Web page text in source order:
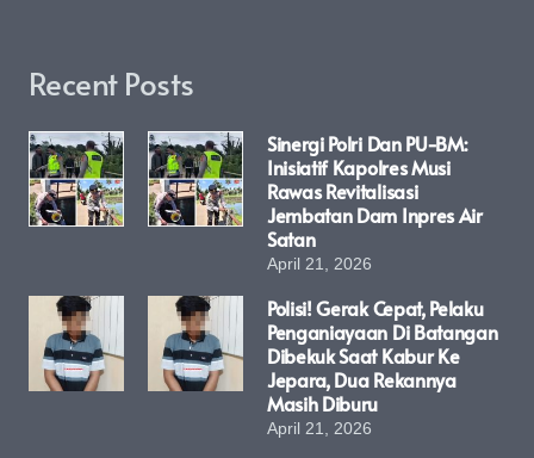
Recent Posts
Sinergi Polri Dan PU-BM:
Inisiatif Kapolres Musi
Rawas Revitalisasi
Jembatan Dam Inpres Air
Satan
April 21, 2026
Polisi! Gerak Cepat, Pelaku
Penganiayaan Di Batangan
Dibekuk Saat Kabur Ke
Jepara, Dua Rekannya
Masih Diburu
April 21, 2026